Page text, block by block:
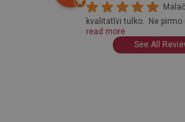
kvalitatīvi tulko.  Ne
read more
See All